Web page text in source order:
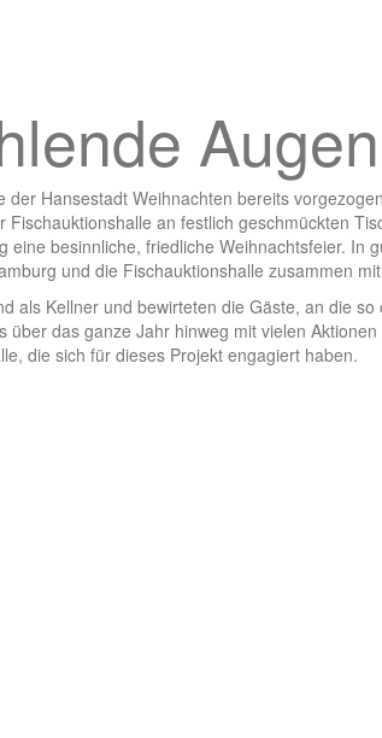
Hansestadt Weihnachten bereits
an festlich geschmückten
besinnliche, friedliche Weihnachtsfeier. In
und die Fischauktionshalle zusammen
als Kellner und bewirteten die Gäste, an die
über das ganze Jahr hinweg mit vielen
die sich für dieses Projekt engagiert haben.